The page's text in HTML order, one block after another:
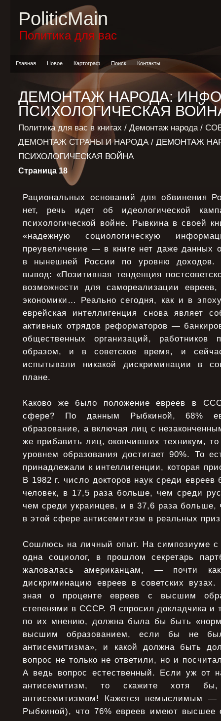
PoliticMain
Политика для вас
Главная Новое Картограф Поиск Контакты
ДЕМОНТАЖ НАРОДА:
ПСИХОЛОГИЧЕСКАЯ
Политика для вас в книгах / Демонтаж народа/
ДЕМОНТАЖ СТРАНЫ И НАРОДА/ ДЕМОНТАЖ
ПСИХОЛОГИЧЕСКАЯ ВОЙНА
Страница 18
Рациональных оснований для обвинения
нет, речь идет об идеологической
психологической войне. Рывкина в своей
«надежную социологическую
преувеличение — в книге нет даже данных
в нынешней России по уровню доходов.
вывод: «Позитивная тенденция
возможности для самореализации
экономики… Реально сегодня, как и в
еврейская интеллигенция снова являет
активных отрядов реформаторов —
общественных организаций,
образом, и в советское время, и
испытывали никакой дискриминации в
плане.
Каково же было положение евреев в
сфере? По данным Рыбкиной, 68%
образование, а включая лиц с
же прибавить лиц, окончивших техникум,
уровнем образования достигает 90%. То
принадлежали к интеллигенции, которая
В 1982 г. число докторов наук среди
человек, в 17,5 раза больше, чем среди
чем среди украинцев, и в 37,6 раза
в этой сфере антисемитизм в реальных
Сошлюсь на личный опыт. На симпозиуме
одна социолог, в прошлом секретарь
жаловалась американцам, — почти
дискриминацию евреев в советских
зная о проценте евреев с высшим
степенями в СССР. Я спросил докладчика и
по их мнению, должна была бы быть
высшим образованием, если бы не
антисемитизма», и какой должна быть
вопрос не только не ответили, но и
А ведь вопрос естественный. Если уж от
антисемитизм, то скажите хотя
антисемитизмом! Кажется немыслимым —
Рыбкиной), что 76% евреев имеют высшее